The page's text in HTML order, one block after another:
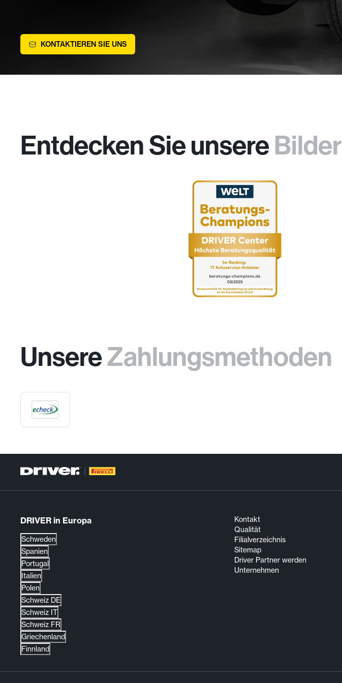
KONTAKTIEREN SIE UNS
Entdecken Sie unsereBilder
UnsereZahlungsmethoden
DRIVER in Europa
Schweden
Spanien
Portugal
Italien
Polen
Schweiz DE
Schweiz IT
Schweiz FR
Griechenland
Finnland
Kontakt
Qualität
Filialverzeichnis
Sitemap
Driver Partner werden
Unternehmen